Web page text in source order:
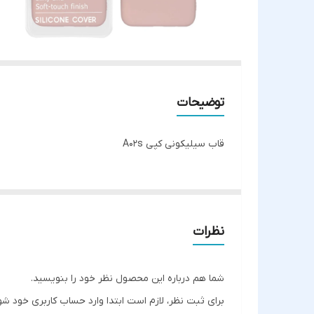
توضیحات
قاب سیلیکونی کپی A02s
نظرات
شما هم درباره این محصول نظر خود را بنویسید.
برای ثبت نظر، لازم است ابتدا وارد حساب کاربری خود